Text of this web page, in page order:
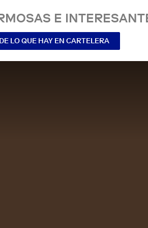
E
LO QUE HAY EN CARTELERA